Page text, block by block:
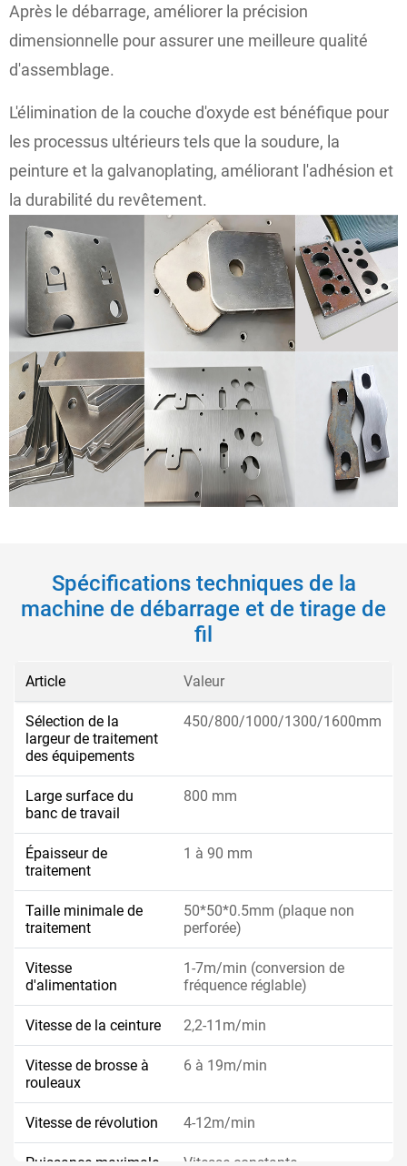
Après le débarrage, améliorer la précision
dimensionnelle pour assurer une meilleure qualité
d'assemblage.
L'élimination de la couche d'oxyde est bénéfique pour
les processus ultérieurs tels que la soudure, la
peinture et la galvanoplating, améliorant l'adhésion et
la durabilité du revêtement.
Spécifications techniques de la
machine de débarrage et de tirage de
fil
Article Valeur
Sélection de la
largeur de traitement
des équipements
450/800/1000/1300/1600mm
Large surface du
banc de travail
800 mm
Épaisseur de
traitement
1 à 90 mm
Taille minimale de
traitement
50*50*0.5mm (plaque non
perforée)
Vitesse
d'alimentation
1-7m/min (conversion de
fréquence réglable)
Vitesse de la ceinture 2,2-11m/min
Vitesse de brosse à
rouleaux
6 à 19m/min
Vitesse de révolution 4-12m/min